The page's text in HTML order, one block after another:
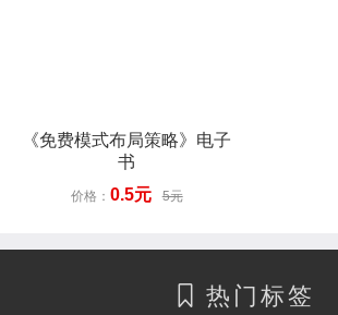
《免费模式布局策略》电子
书
价格： 0.5元 5元
 热门标签